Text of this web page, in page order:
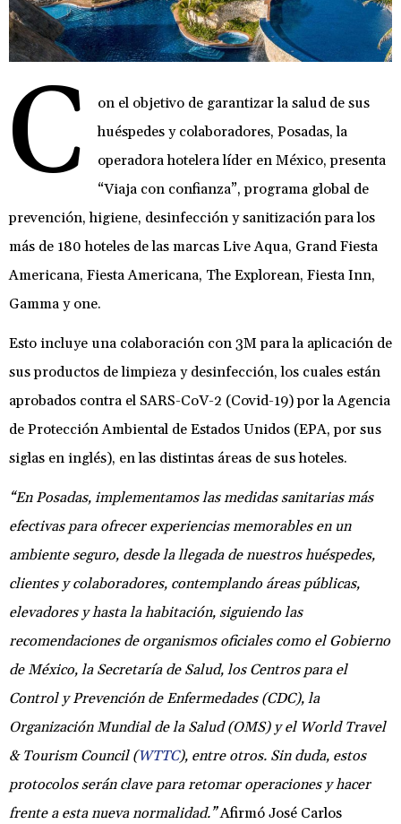
C
on el objetivo de garantizar la salud de sus
huéspedes y colaboradores, Posadas, la
operadora hotelera líder en México, presenta
“Viaja con confianza”, programa global de
prevención, higiene, desinfección y sanitización para los
más de 180 hoteles de las marcas Live Aqua, Grand Fiesta
Americana, Fiesta Americana, The Explorean, Fiesta Inn,
Gamma y one.
Esto incluye una colaboración con 3M para la aplicación de
sus productos de limpieza y desinfección, los cuales están
aprobados contra el SARS-CoV-2 (Covid-19) por la Agencia
de Protección Ambiental de Estados Unidos (EPA, por sus
siglas en inglés), en las distintas áreas de sus hoteles.
“En Posadas, implementamos las medidas sanitarias más
efectivas para ofrecer experiencias memorables en un
ambiente seguro, desde la llegada de nuestros huéspedes,
clientes y colaboradores, contemplando áreas públicas,
elevadores y hasta la habitación, siguiendo las
recomendaciones de organismos oficiales como el Gobierno
de México, la Secretaría de Salud, los Centros para el
Control y Prevención de Enfermedades (CDC), la
Organización Mundial de la Salud (OMS) y el World Travel
& Tourism Council (WTTC), entre otros. Sin duda, estos
protocolos serán clave para retomar operaciones y hacer
frente a esta nueva normalidad.”Afirmó José Carlos